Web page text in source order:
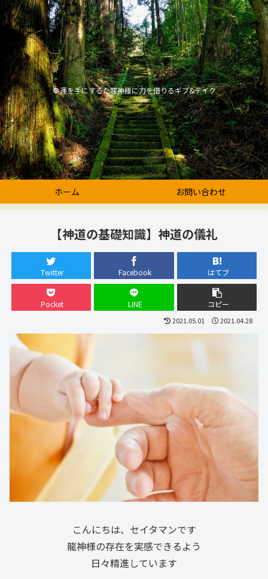
幸運を手にするた龍神様に力を借りるギブ&テイク
ホーム お問い合わせ
【神道の基礎知識】神道の儀礼
Twitter Facebook はてブ
Pocket LINE コピー
2021.05.01 2021.04.28
こんにちは、セイタマンです
龍神様の存在を実感できるよう
日々精進しています